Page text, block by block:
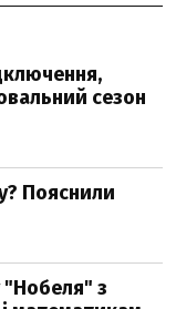
сезон
Пояснили
"Нобеля" з